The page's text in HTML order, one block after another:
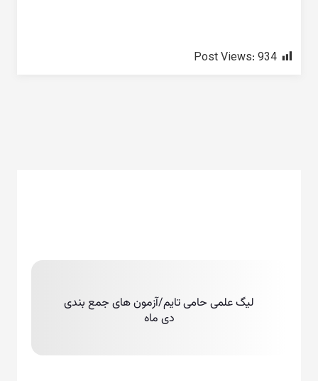
Post Views: 934
لیگ علمی حامی تایم/آزمون های جمع بندی
دی ماه